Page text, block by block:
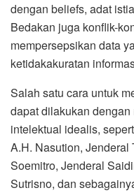
dengan beliefs, adat
Bedakan juga konflik-
mempersepsikan data
ketidakakuratan
Salah satu cara untuk
dapat dilakukan
intelektual idealis,
A.H. Nasution, Jenderal
Soemitro, Jenderal
Sutrisno, dan